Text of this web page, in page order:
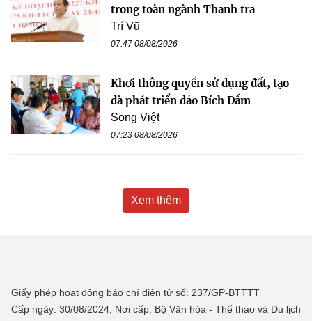
trong toàn ngành Thanh tra
Trí Vũ
07:47 08/08/2026
Khơi thông quyền sử dụng đất, tạo
đà phát triển đảo Bích Đầm
Song Việt
07:23 08/08/2026
Xem thêm
Giấy phép hoạt động báo chí điện tử số: 237/GP-BTTTT
Cấp ngày: 30/08/2024; Nơi cấp: Bộ Văn hóa - Thể thao và Du lịch